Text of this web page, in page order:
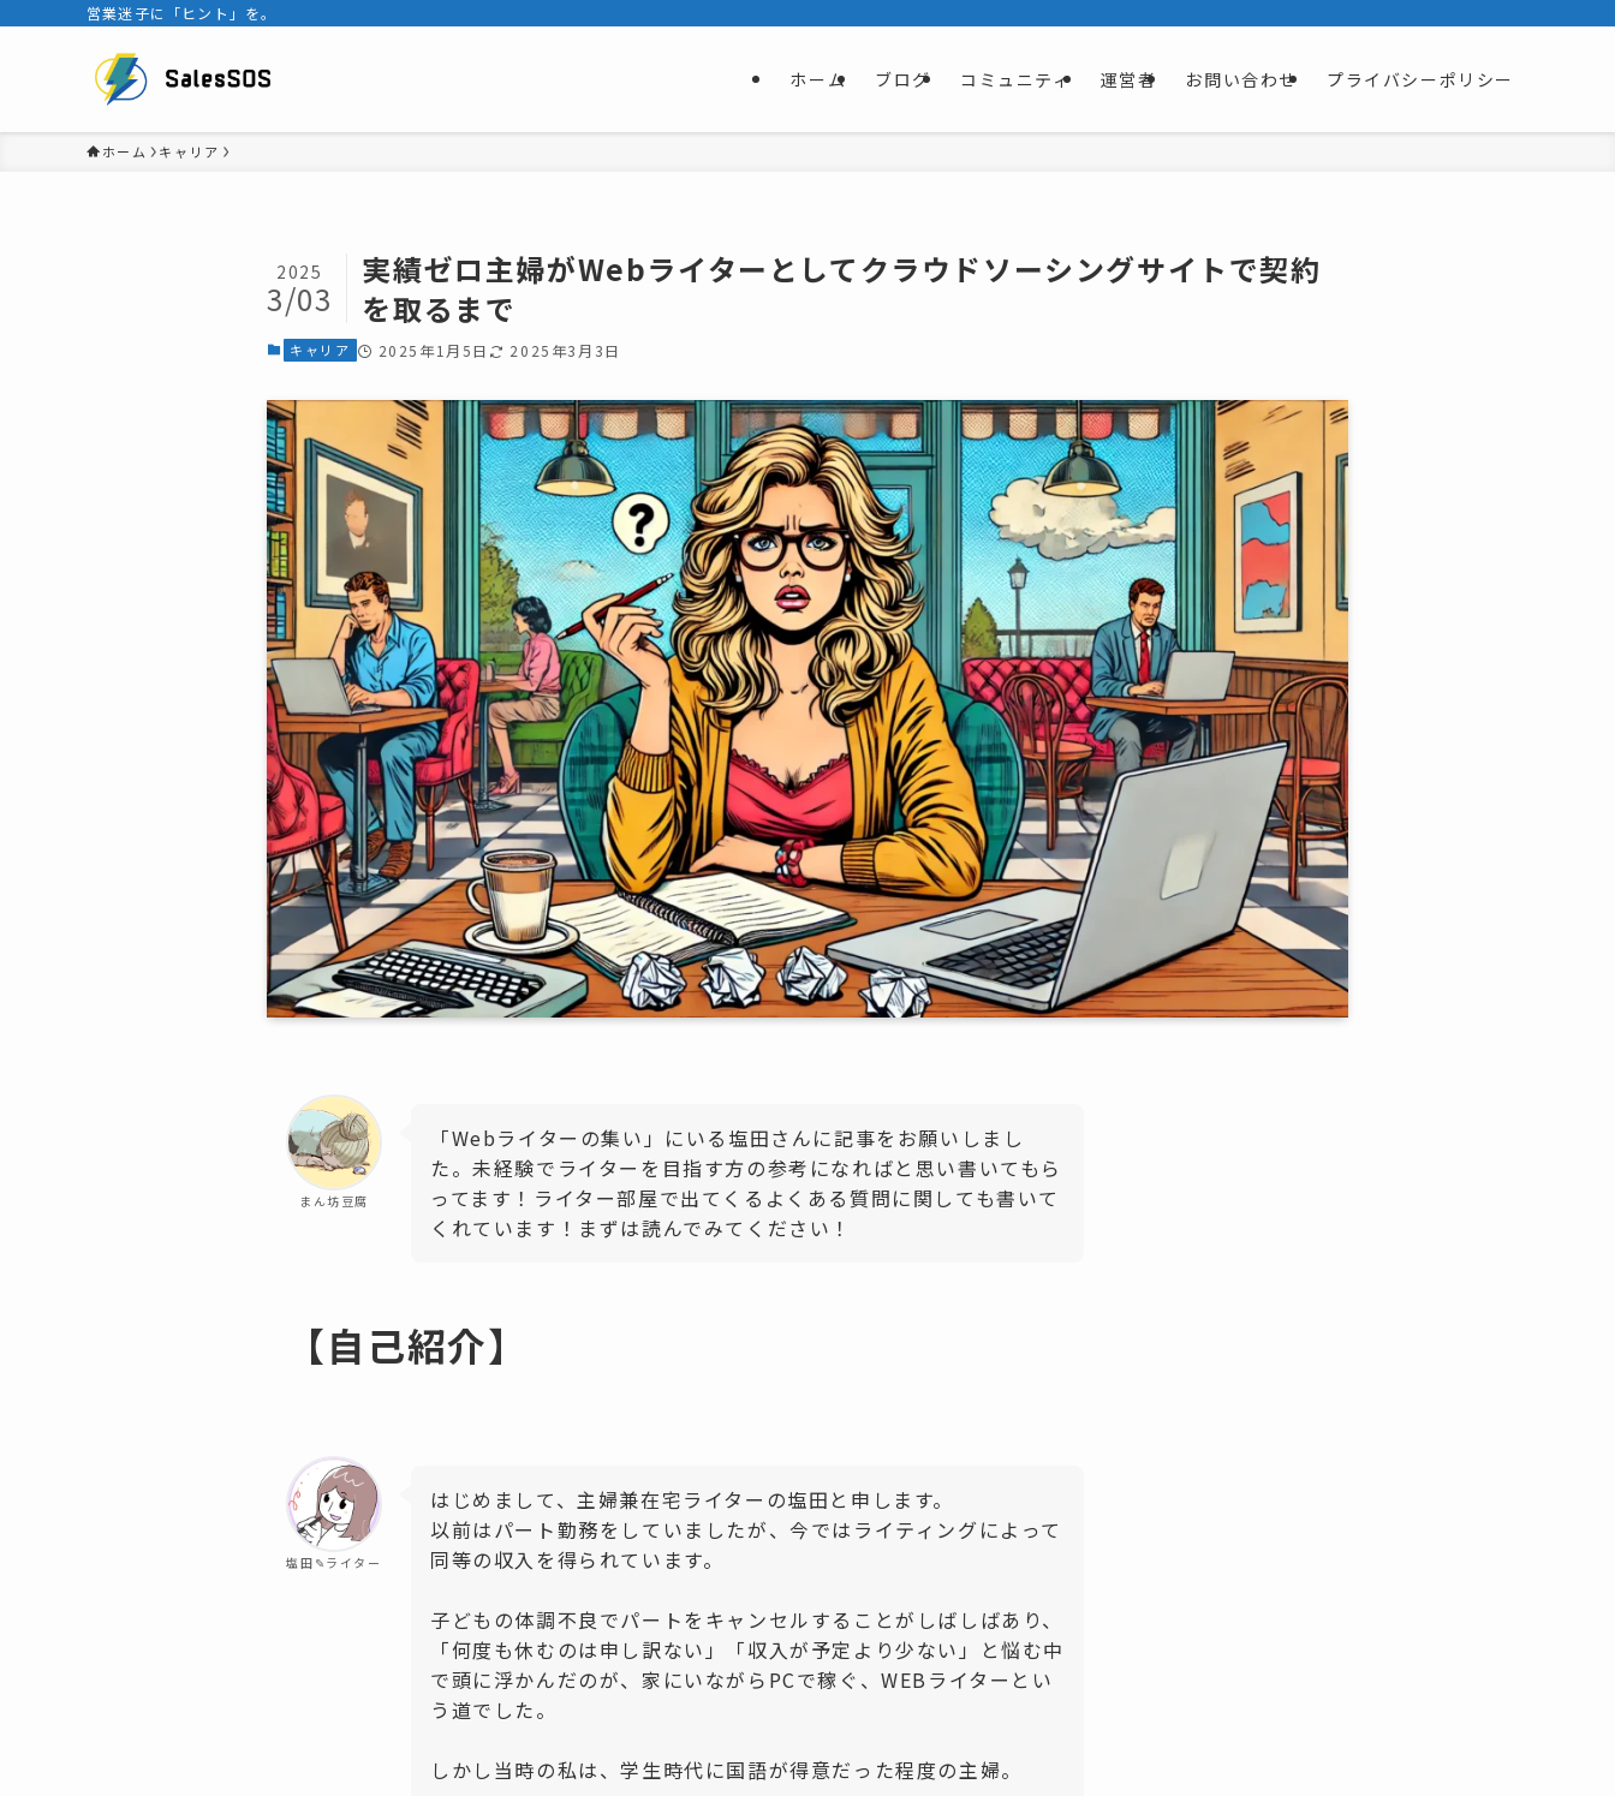
営業迷子に「ヒント」を。
ホーム ブログ コミュニティ 運営者 お問い合わせ プライバシーポリシー
ホーム キャリア
実績ゼロ主婦がWebライターとしてクラウドソーシングサイトで契約
を取るまで
2025
3/03
キャリア 2025年1月5日 2025年3月3日
まん坊豆腐
「Webライターの集い」にいる塩田さんに記事をお願いしまし
た。未経験でライターを目指す方の参考になればと思い書いてもら
ってます！ライター部屋で出てくるよくある質問に関しても書いて
くれています！まずは読んでみてください！
【自己紹介】
塩田✎ライター
はじめまして、主婦兼在宅ライターの塩田と申します。
以前はパート勤務をしていましたが、今ではライティングによって
同等の収入を得られています。
子どもの体調不良でパートをキャンセルすることがしばしばあり、
「何度も休むのは申し訳ない」「収入が予定より少ない」と悩む中
で頭に浮かんだのが、家にいながらPCで稼ぐ、WEBライターとい
う道でした。
しかし当時の私は、学生時代に国語が得意だった程度の主婦。